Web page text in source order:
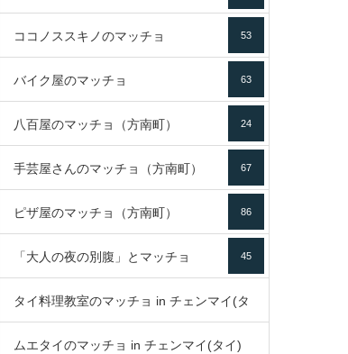
ココノススキノのマッチョ 53
バイク屋のマッチョ 63
八百屋のマッチョ（方南町） 24
手芸屋さんのマッチョ（方南町） 67
ピザ屋のマッチョ（方南町） 86
「大人の夜の別腹」とマッチョ 45
タイ料理教室のマッチョ in チェンマイ(タ
イ)
ムエタイのマッチョ in チェンマイ(タイ)